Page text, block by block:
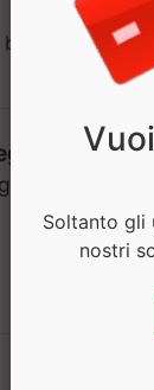
bisogno di
Soltanto gli
nostri